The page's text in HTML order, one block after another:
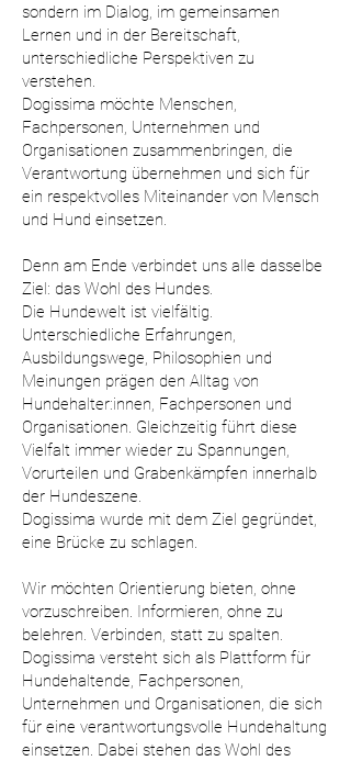
sondern im Dialog, im gemeinsamen
Lernen und in der Bereitschaft,
unterschiedliche Perspektiven zu
verstehen.
Dogissima möchte Menschen,
Fachpersonen, Unternehmen und
Organisationen zusammenbringen, die
Verantwortung übernehmen und sich für
ein respektvolles Miteinander von Mensch
und Hund einsetzen.
Denn am Ende verbindet uns alle dasselbe
Ziel: das Wohl des Hundes.
Die Hundewelt ist vielfältig.
Unterschiedliche Erfahrungen,
Ausbildungswege, Philosophien und
Meinungen prägen den Alltag von
Hundehalter:innen, Fachpersonen und
Organisationen. Gleichzeitig führt diese
Vielfalt immer wieder zu Spannungen,
Vorurteilen und Grabenkämpfen innerhalb
der Hundeszene.
Dogissima wurde mit dem Ziel gegründet,
eine Brücke zu schlagen.
Wir möchten Orientierung bieten, ohne
vorzuschreiben. Informieren, ohne zu
belehren. Verbinden, statt zu spalten.
Dogissima versteht sich als Plattform für
Hundehaltende, Fachpersonen,
Unternehmen und Organisationen, die sich
für eine verantwortungsvolle Hundehaltung
einsetzen. Dabei stehen das Wohl des